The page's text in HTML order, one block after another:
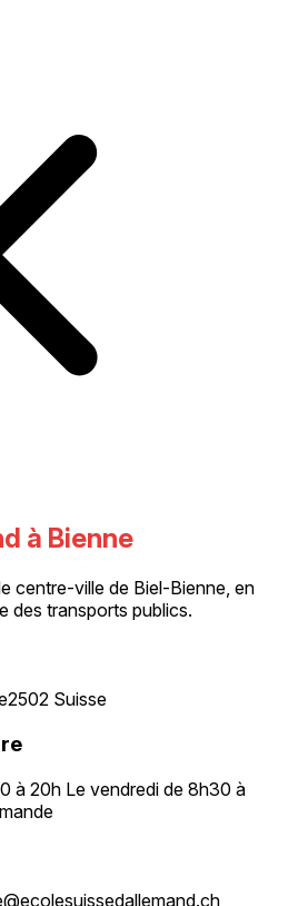
à Bienne
centre-ville de Biel-Bienne, en
des transports publics.
Suisse
à 20h Le vendredi de 8h30 à